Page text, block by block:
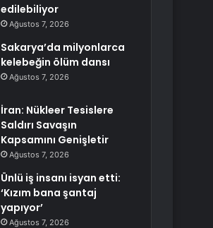
edilebiliyor
Ağustos 7, 2026
Sakarya’da milyonlarca
kelebeğin ölüm dansı
Ağustos 7, 2026
İran: Nükleer Tesislere
Saldırı Savaşın
Kapsamını Genişletir
Ağustos 7, 2026
Ünlü iş insanı isyan etti:
‘Kızım bana şantaj
yapıyor’
Ağustos 7, 2026